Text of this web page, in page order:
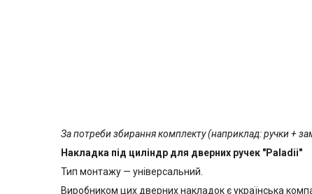
За потреби збирання комплекту (наприклад: ручки +
Накладка під циліндр для дверних ручек "Paladii"
Тип монтажу — універсальний.
Виробником цих дверних накладок є українська